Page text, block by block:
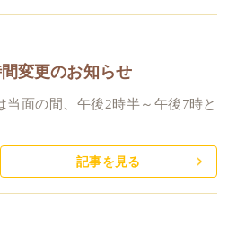
変更のお知らせ
当面の間、午後2時半～午後7時と
記事を見る